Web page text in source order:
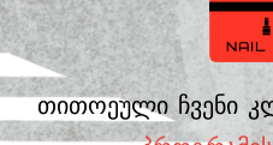
თითოეული ჩვენი